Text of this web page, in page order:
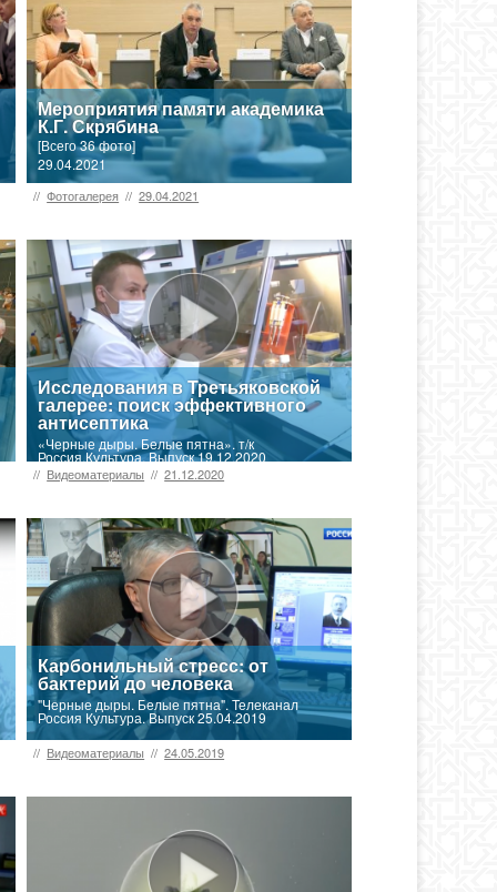
Мероприятия памяти академика
К.Г. Скрябина
[Всего 36 фото]
29.04.2021
// Фотогалерея // 29.04.2021
Исследования в Третьяковской
галерее: поиск эффективного
антисептика
«Черные дыры. Белые пятна». т/к
Россия.Культура. Выпуск 19.12.2020
// Видеоматериалы // 21.12.2020
Карбонильный стресс: от
бактерий до человека
"Черные дыры. Белые пятна". Телеканал
Россия Культура. Выпуск 25.04.2019
// Видеоматериалы // 24.05.2019